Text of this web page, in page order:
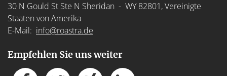
30 N Gould St Ste N Sheridan - WY 82801, Vereinigte
Staaten von Amerika
E-Mail: info@roastra.de
Empfehlen Sie uns weiter